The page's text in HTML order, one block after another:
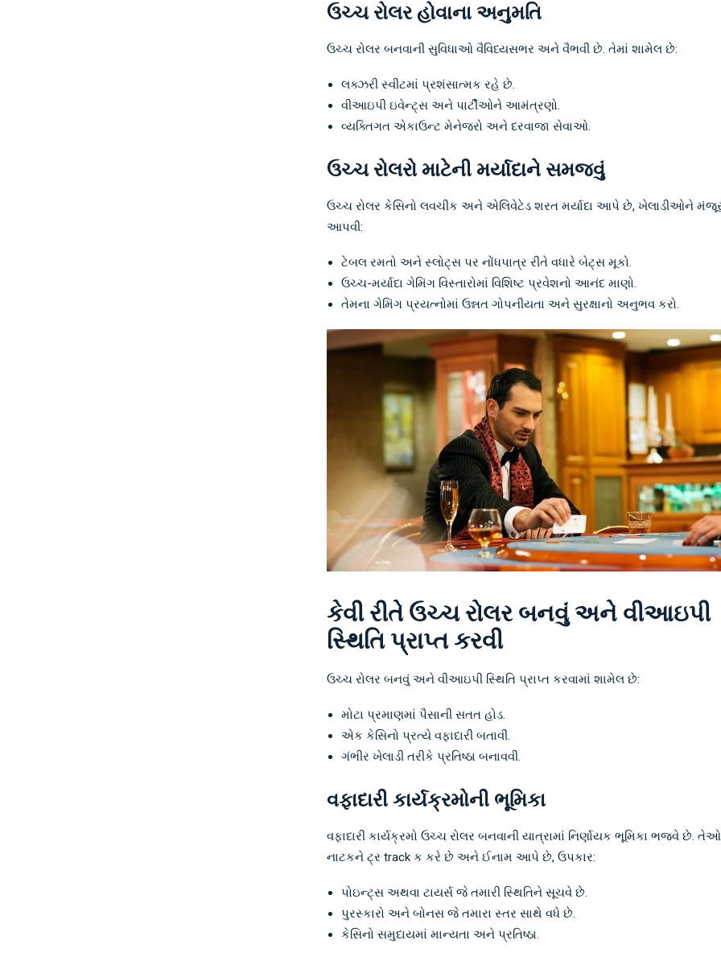
ઉચ્ચ રોલર હોવાના અનુમતિ
ઉચ્ચ રોલર બનવાની સુવિધાઓ વૈવિધ્યસભર અને વૈભવી છે. તેમાં શામેલ છે:
લક્ઝરી સ્વીટમાં પ્રશંસાત્મક રહે છે.
વીઆઇપી ઇવેન્ટ્સ અને પાર્ટીઓને આમંત્રણો.
વ્યક્તિગત એકાઉન્ટ મેનેજરો અને દરવાજા સેવાઓ.
ઉચ્ચ રોલરો માટેની મર્યાદાને સમજવું
ઉચ્ચ રોલર કેસિનો લવચીક અને એલિવેટેડ શરત મર્યાદા આપે છે, ખેલાડીઓને
આપવી:
ટેબલ રમતો અને સ્લોટ્સ પર નોંધપાત્ર રીતે વધારે બેટ્સ મૂકો.
ઉચ્ચ-મર્યાદા ગેમિંગ વિસ્તારોમાં વિશિષ્ટ પ્રવેશનો આનંદ માણો.
તેમના ગેમિંગ પ્રયત્નોમાં ઉન્નત ગોપનીયતા અને સુરક્ષાનો અનુભવ કરો.
કેવી રીતે ઉચ્ચ રોલર બનવું અને વીઆઇપી
સ્થિતિ પ્રાપ્ત કરવી
ઉચ્ચ રોલર બનવું અને વીઆઇપી સ્થિતિ પ્રાપ્ત કરવામાં શામેલ છે:
મોટા પ્રમાણમાં પૈસાની સતત હોડ.
એક કેસિનો પ્રત્યે વફાદારી બતાવી.
ગંભીર ખેલાડી તરીકે પ્રતિષ્ઠા બનાવવી.
વફાદારી કાર્યક્રમોની ભૂમિકા
વફાદારી કાર્યક્રમો ઉચ્ચ રોલર બનવાની યાત્રામાં નિર્ણાયક ભૂમિકા ભજવે છે. તેઓ
નાટકને ટ્ર track ક કરે છે અને ઈનામ આપે છે, ઉપકાર:
પોઇન્ટ્સ અથવા ટાયર્સ જે તમારી સ્થિતિને સૂચવે છે.
પુરસ્કારો અને બોનસ જે તમારા સ્તર સાથે વધે છે.
કેસિનો સમુદાયમાં માન્યતા અને પ્રતિષ્ઠા.